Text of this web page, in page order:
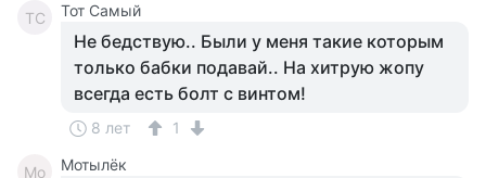
ТС Тот Самый
Не бедствую.. Были у меня такие которым
только бабки подавай.. На хитрую жопу
всегда есть болт с винтом!
8 лет 1
Мо Мотылёк